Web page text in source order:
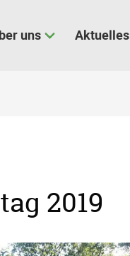
uns Aktuelles
2019